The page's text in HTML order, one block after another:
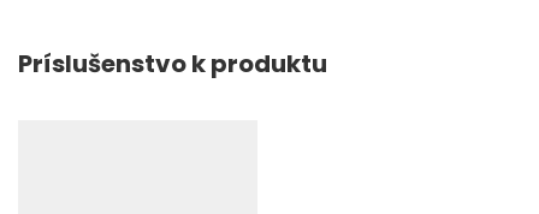
Príslušenstvo k produktu